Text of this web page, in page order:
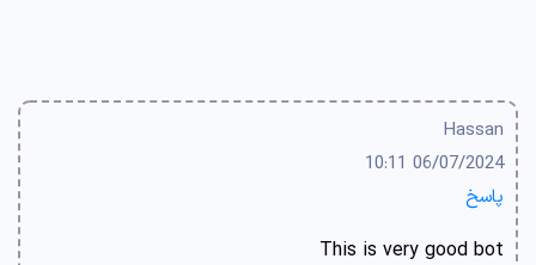
Hassan
06/07/2024 10:11
پاسخ
This is very good bot